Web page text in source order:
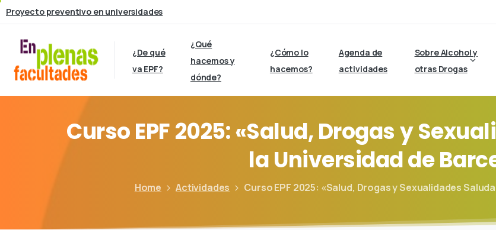
Proyecto preventivo en universidades
¿De qué
va EPF?
¿Qué
hacemos y
dónde?
¿Cómo lo
hacemos?
Agenda de
actividades
Sobre Alcohol y
otras Drogas
CursoEPF2025:«Salud,Drogasy
laUniversidadde
Home Actividades Curso EPF 2025: «Salud, Drogas y Sexualidades